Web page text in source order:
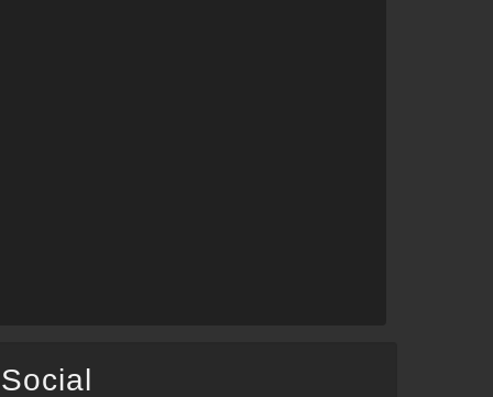
Social